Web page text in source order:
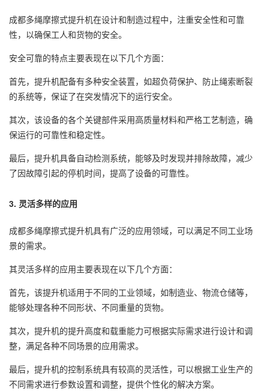
成都多绳摩擦式提升机在设计和制造过程中，注重安全性和可靠
性，以确保工人和货物的安全。
安全可靠的特点主要表现在以下几个方面：
首先，提升机配备有多种安全装置，如超负荷保护、防止绳索断裂
的系统等，保证了在突发情况下的运行安全。
其次，该设备的各个关键部件采用高质量材料和严格工艺制造，确
保运行的可靠性和稳定性。
最后，提升机具备自动检测系统，能够及时发现并排除故障，减少
了因故障引起的停机时间，提高了设备的可靠性。
3. 灵活多样的应用
成都多绳摩擦式提升机具有广泛的应用领域，可以满足不同工业场
景的需求。
其灵活多样的应用主要表现在以下几个方面：
首先，该提升机适用于不同的工业领域，如制造业、物流仓储等，
能够处理各种不同形状、不同重量的货物。
其次，提升机的提升高度和载重能力可根据实际需求进行设计和调
整，满足各种不同场景的应用需求。
最后，提升机的控制系统具有较高的灵活性，可以根据工业生产的
不同需求进行参数设置和调整，提供个性化的解决方案。